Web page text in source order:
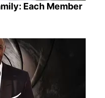
Each Member